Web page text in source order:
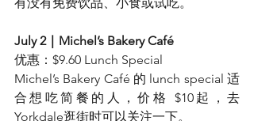
July 2｜Michel’s Bakery Café
优惠：$9.60 Lunch Special
Michel’s Bakery Café 的 lunch special 适
合想吃简餐的人，价格 $10起，去
Yorkdale逛街时可以关注一下。